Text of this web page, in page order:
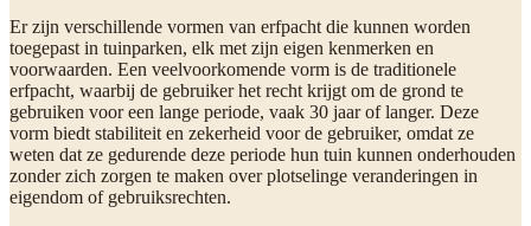
Er zijn verschillende vormen van erfpacht die kunnen worden
toegepast in tuinparken, elk met zijn eigen kenmerken en
voorwaarden. Een veelvoorkomende vorm is de traditionele
erfpacht, waarbij de gebruiker het recht krijgt om de grond te
gebruiken voor een lange periode, vaak 30 jaar of langer. Deze
vorm biedt stabiliteit en zekerheid voor de gebruiker, omdat ze
weten dat ze gedurende deze periode hun tuin kunnen onderhouden
zonder zich zorgen te maken over plotselinge veranderingen in
eigendom of gebruiksrechten.